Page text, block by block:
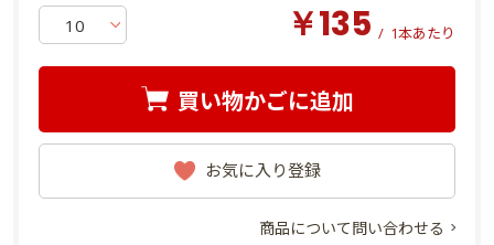
￥135 / 1本あたり
買い物かごに追加
お気に入り登録
商品について問い合わせる